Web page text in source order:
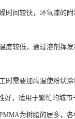
时间较快，环氧漆的
度较低，通过溶剂挥
时需要加高温使粉状
好，适用于繁忙的城市
为树脂的居多，各